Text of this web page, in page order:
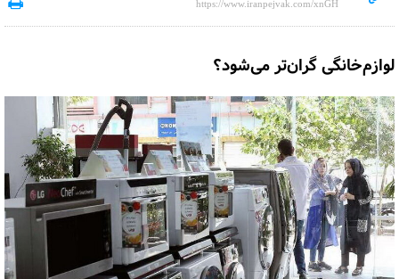
لوازم‌خانگی گران‌تر می‌شود؟